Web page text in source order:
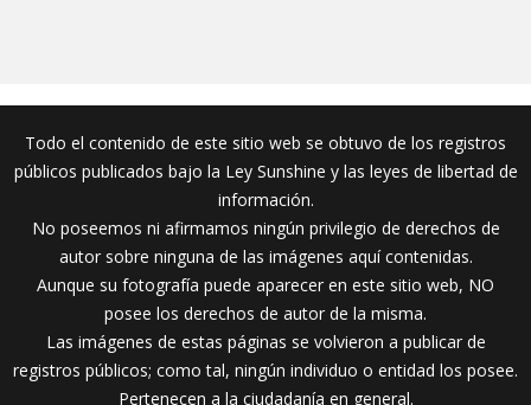
Todo el contenido de este sitio web se obtuvo de los registros
públicos publicados bajo la Ley Sunshine y las leyes de libertad de
información.
No poseemos ni afirmamos ningún privilegio de derechos de
autor sobre ninguna de las imágenes aquí contenidas.
Aunque su fotografía puede aparecer en este sitio web, NO
posee los derechos de autor de la misma.
Las imágenes de estas páginas se volvieron a publicar de
registros públicos; como tal, ningún individuo o entidad los posee.
Pertenecen a la ciudadanía en general.